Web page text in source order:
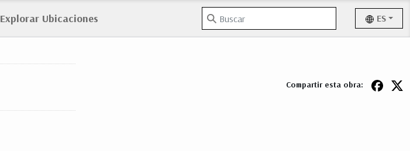
Explorar Ubicaciones ES
Compartir esta obra: